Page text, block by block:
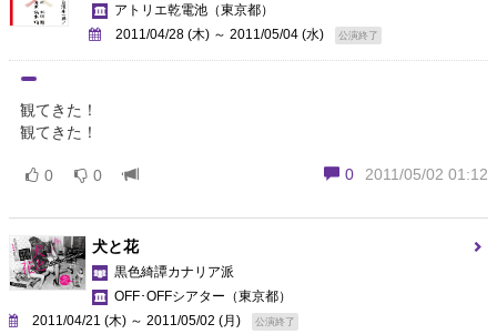
アトリエ乾電池 （東京都）
2011/04/28 (木) ～ 2011/05/04 (水)
公演終了
観てきた！
観てきた！
0 2011/05/02 01:12
0 0
犬と花
黒色綺譚カナリア派
OFF･OFFシアター （東京都）
2011/04/21 (木) ～ 2011/05/02 (月)
公演終了